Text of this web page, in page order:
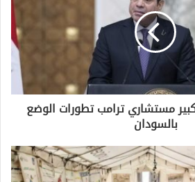
مستشاري ترامب تطورات الوضع
بالسودان